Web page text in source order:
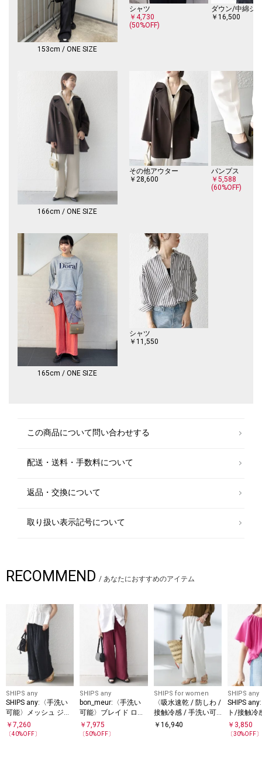
・シャツ（品番：721-15-0026）
※モールサイトによって（ハイフン/‐）抜きでの品番表記となります。
※日光や照明等に長時間当たると色褪せしますのでご注意ください。
上、着用又はお取り扱い下さい。
153cm / ONE SIZE
シャツ
￥4,730
(50%OFF)
ダウン/中綿ジ
￥16,500
166cm / ONE SIZE
その他アウター
￥28,600
パンプス
￥5,588
(60%OFF)
165cm / ONE SIZE
シャツ
￥11,550
この商品について問い合わせする
配送・送料・手数料について
返品・交換について
取り扱い表示記号について
RECOMMEND / あなたにおすすめのアイテム
SHIPS any
SHIPS any:〈手洗い
可能〉メッシュ ジャ
カード イージー ワイ
ド パンツ
￥ 7,260
〔40%OFF〕
SHIPS any
bon_meur:〈手洗い
可能〉ブレイド ロー
プ デザイン タッセル
ワイド パンツ
￥7,975
〔50%OFF〕
SHIPS for women
〈吸水速乾 / 防しわ /
接触冷感 / 手洗い可
能〉ツイル ドロスト
￥ 16,940
SHIPS any
SHIPS
ト/接触冷
乾/洗濯機
コットン
￥ 3,850
〔30%OFF〕